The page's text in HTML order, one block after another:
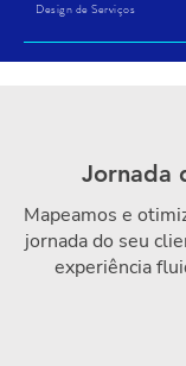
Design de Serviços
cliente
Da jornada do
Jornada
Mapeamos e
jornada do seu
experiência